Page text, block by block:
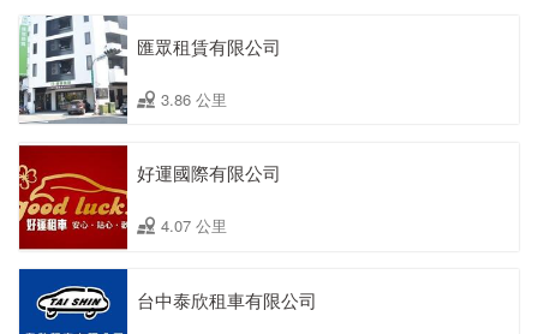
匯眾租賃有限公司
3.86 公里
好運國際有限公司
4.07 公里
台中泰欣租車有限公司